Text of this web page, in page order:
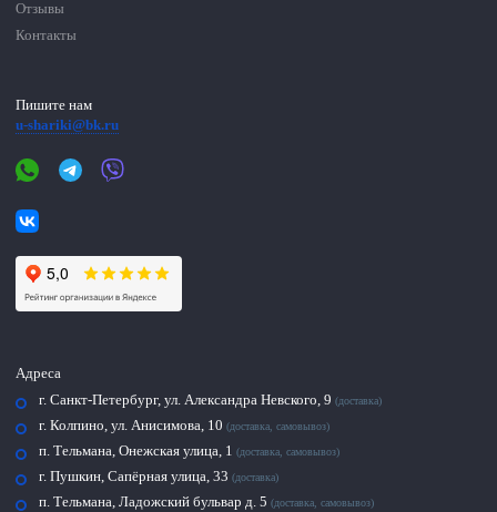
Отзывы
Контакты
Пишите нам
u-shariki@bk.ru
Адреса
г. Санкт-Петербург, ул. Александра Невского, 9 (доставка)
г. Колпино, ул. Анисимова, 10 (доставка, самовывоз)
п. Тельмана, Онежская улица, 1 (доставка, самовывоз)
г. Пушкин, Сапёрная улица, 33 (доставка)
п. Тельмана, Ладожский бульвар д. 5 (доставка, самовывоз)